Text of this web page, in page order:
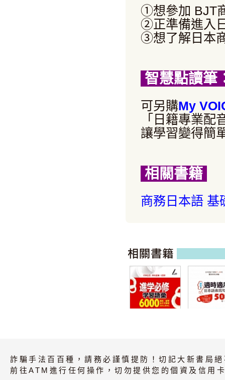
①想參加 BJT
②正準備進入
③想了解日本
智慧點讀筆
可另購My
「日籍專業
讓學習變得簡
相關書籍
商務日本語 基
中・上級 短
習冊 改訂版
詐騙手法百百種，請務必謹慎提防！切記大新書局
前往ATM進行任何操作，切勿提供您的個資及信用